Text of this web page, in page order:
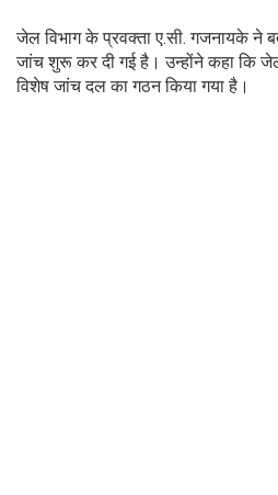
जेल विभाग के प्रवक्ता ए.सी. गजनायके ने
जांच शुरू कर दी गई है। उन्होंने कहा कि
विशेष जांच दल का गठन किया गया है।